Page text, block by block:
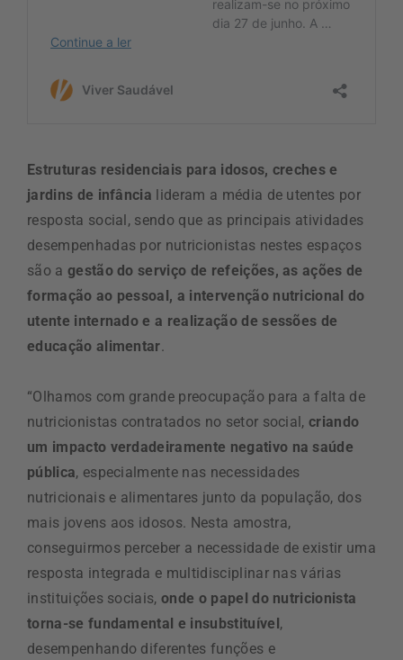
Estruturas residenciais para idosos, creches e
jardins de infância lideram a média de utentes por
resposta social, sendo que as principais atividades
desempenhadas por nutricionistas nestes espaços
são a gestão do serviço de refeições, as ações de
formação ao pessoal, a intervenção nutricional do
utente internado e a realização de sessões de
educação alimentar.
“Olhamos com grande preocupação para a falta de
nutricionistas contratados no setor social,criando
um impacto verdadeiramente negativo na saúde
pública, especialmente nas necessidades
nutricionais e alimentares junto da população, dos
mais jovens aos idosos. Nesta amostra,
conseguirmos perceber a necessidade de existir uma
resposta integrada e multidisciplinar nas várias
instituições sociais,onde o papel do nutricionista
torna-se fundamental e insubstituível,
desempenhando diferentes funções e